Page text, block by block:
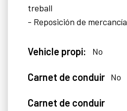
treball
- Reposición de mercancía
Vehicle propi: No
Carnet de conduir No
Carnet de conduir